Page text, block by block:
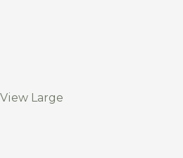
View Large